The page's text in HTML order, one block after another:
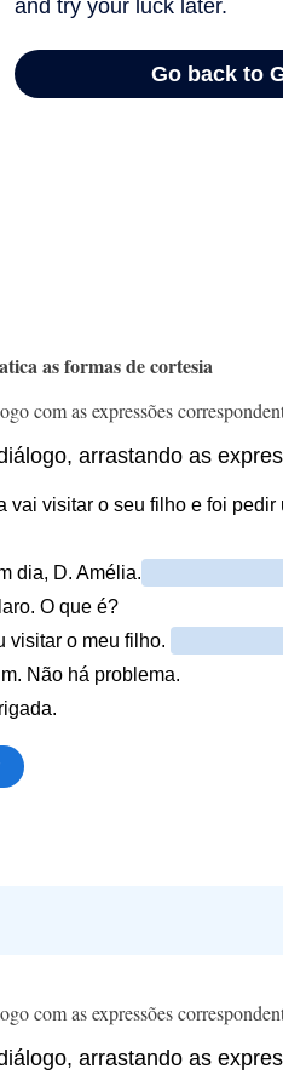
as formas de cortesia
com as expressões
com as expressões